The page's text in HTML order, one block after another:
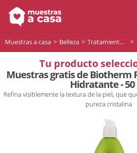
Muestras a casa Belleza Tratamiento facial
Tu producto
Muestras gratis de Biotherm
Hidratante -
Refina visiblemente la textura de la piel, que
pureza cristalina